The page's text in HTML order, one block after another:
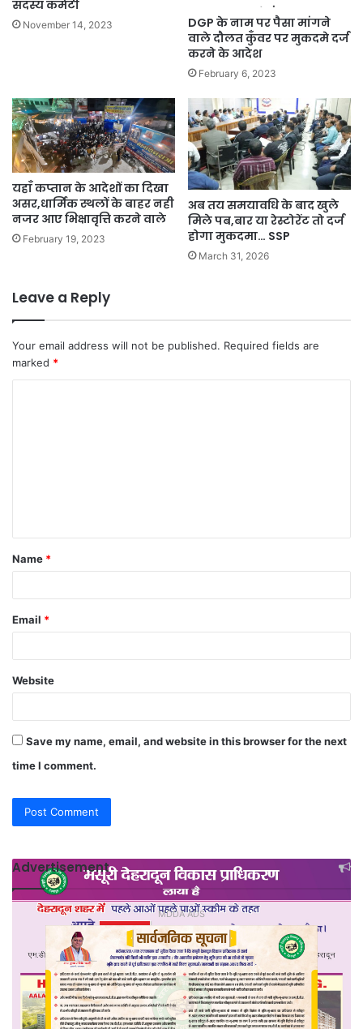
सदस्य कमेटी
November 14, 2023
DGP के नाम पर पैसा मांगने
वाले दौलत कुँवर पर मुकदमे दर्ज
करने के आदेश
February 6, 2023
यहाँ कप्तान के आदेशों का दिखा
असर,धार्मिक स्थलों के बाहर नही
नजर आए भिक्षावृत्ति करने वाले
February 19, 2023
अब तय समयावधि के बाद खुले
मिले पब,बार या रेस्टोरेंट तो दर्ज
होगा मुकदमा… SSP
March 31, 2026
Leave a Reply
Your email address will not be published. Required fields are
marked *
t
*
Name *
Email *
Website
Save my name, email, and website in this browser for the next
time I comment.
Advertisement
MDDA ADS